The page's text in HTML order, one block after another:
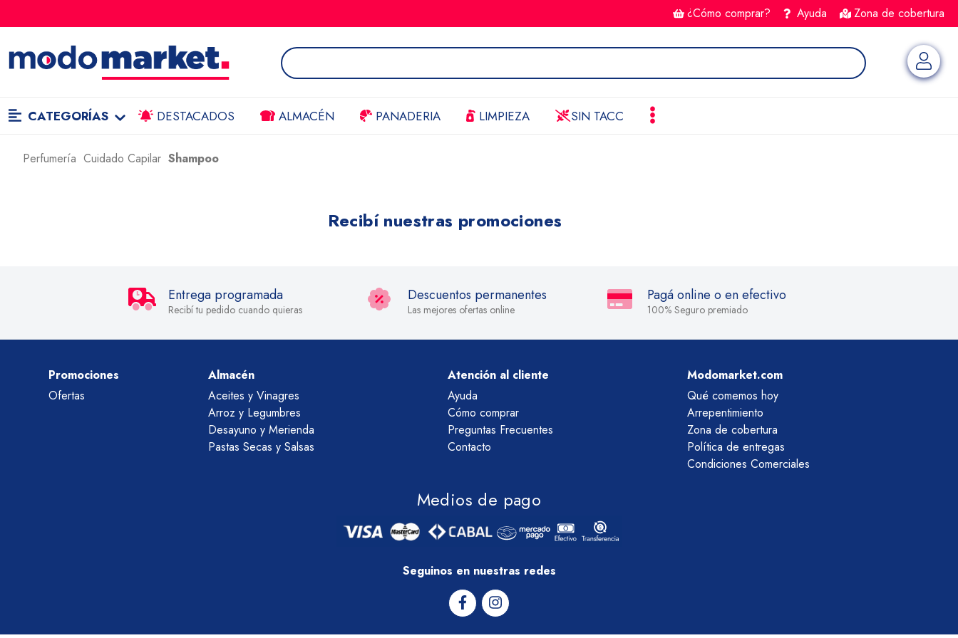
¿Cómo comprar? Ayuda Zona de cobertura
CATEGORÍAS DESTACADOS ALMACÉN PANADERIA LIMPIEZA SIN TACC
Perfumería Cuidado Capilar Shampoo
Recibí nuestras promociones
Entrega programada
Recibí tu pedido cuando quieras
Descuentos permanentes
Las mejores ofertas online
Pagá online o en efectivo
100% Seguro premiado
Promociones
Ofertas
Almacén
Aceites y Vinagres
Arroz y Legumbres
Desayuno y Merienda
Pastas Secas y Salsas
Atención al cliente
Ayuda
Cómo comprar
Preguntas Frecuentes
Contacto
Modomarket.com
Qué comemos hoy
Arrepentimiento
Zona de cobertura
Política de entregas
Condiciones Comerciales
Medios de pago
Seguinos en nuestras redes